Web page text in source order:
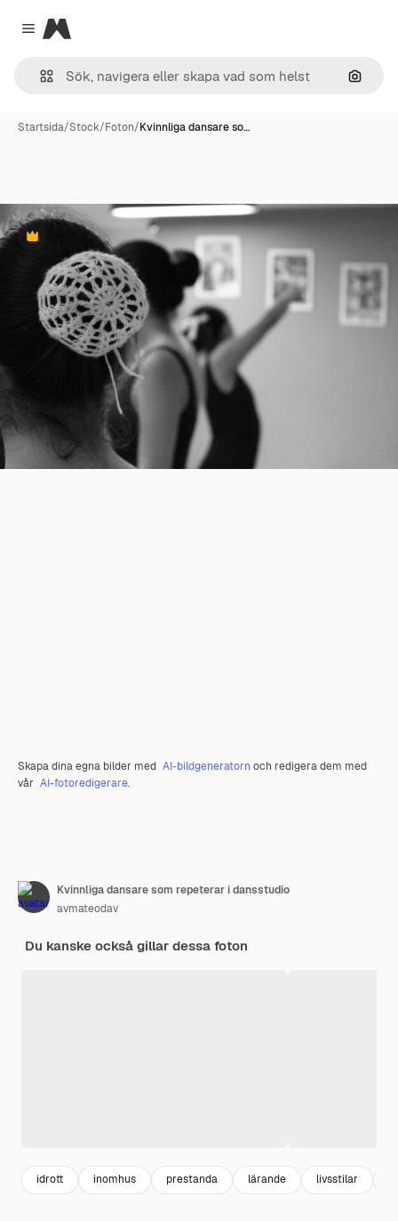
Close menu
Magnific
Sök
Startsida/Stock/Foton/Kvinnliga dansare so…
Premie
Skapa dina egna bilder med AI-bildgeneratorn och redigera dem med
vår AI-fotoredigerare.
Kvinnliga dansare som repeterar i dansstudio
avmateodav
Du kanske också gillar dessa foton
idrott inomhus prestanda lärande livsstilar